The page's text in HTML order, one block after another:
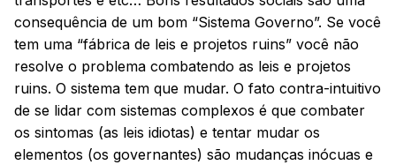
consequência de um bom “Sistema Governo”. Se você
tem uma “fábrica de leis e projetos ruins” você não
resolve o problema combatendo as leis e projetos
ruins. O sistema tem que mudar. O fato contra-intuitivo
de se lidar com sistemas complexos é que combater
os sintomas (as leis idiotas) e tentar mudar os
elementos (os governantes) são mudanças inócuas e